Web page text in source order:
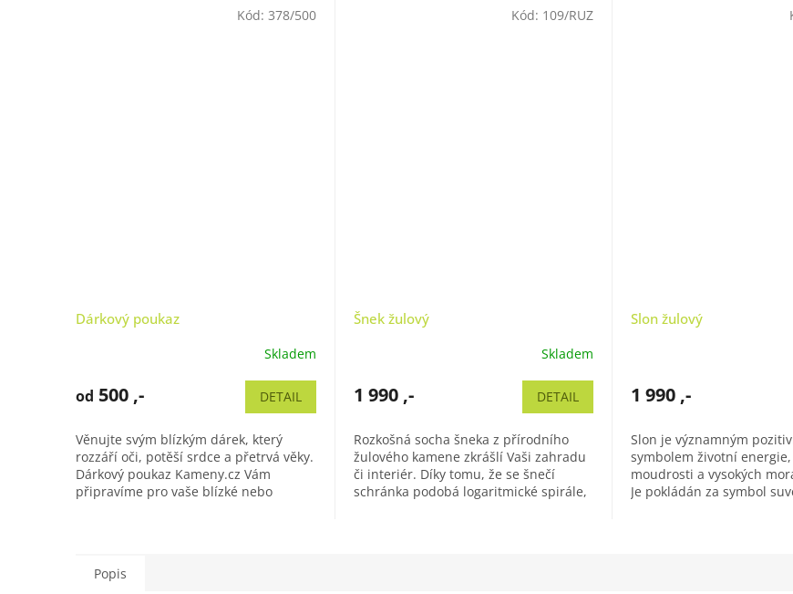
Dárkový poukaz
Skladem
od 500 ,- DETAIL
Věnujte svým blízkým dárek, který
rozzáří oči, potěší srdce a přetrvá věky.
Dárkový poukaz Kameny.cz Vám
připravíme pro vaše blízké nebo
Kód: 378/500
Šnek žulový
Skladem
1 990 ,- DETAIL
Rozkošná socha šneka z přírodního
žulového kamene zkrášlí Vaši zahradu
či interiér. Díky tomu, že se šnečí
schránka podobá logaritmické spirále,
Kód: 109/RUZ
Slon žulový
1 990 ,-
Slon je významným
symbolem životní
moudrosti a vysokých
Je pokládán za symbol
Popis